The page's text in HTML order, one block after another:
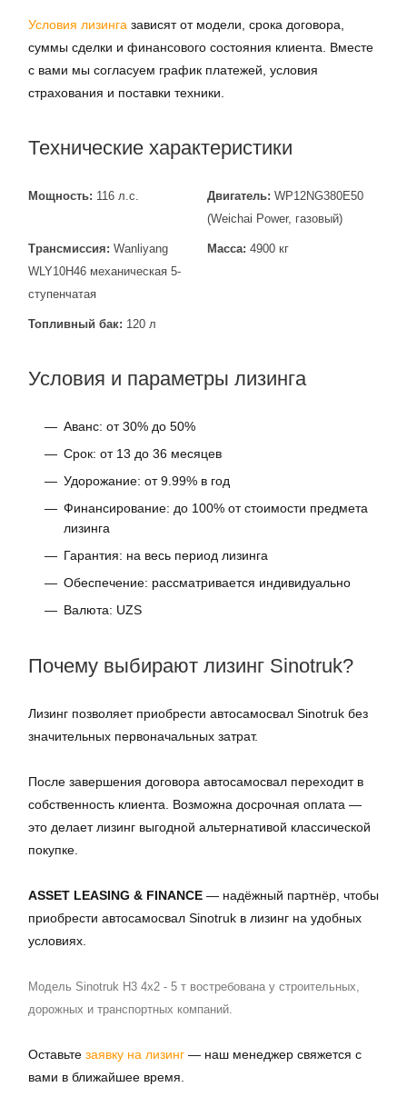
Условия лизинга зависят от модели, срока договора,
суммы сделки и финансового состояния клиента. Вместе
с вами мы согласуем график платежей, условия
страхования и поставки техники.
Технические характеристики
Мощность: 116 л.с. Двигатель: WP12NG380E50
(Weichai Power, газовый)
Трансмиссия: Wanliyang
WLY10H46 механическая 5-
ступенчатая
Масса: 4900 кг
Топливный бак: 120 л
Условия и параметры лизинга
Аванс: от 30% до 50%
Срок: от 13 до 36 месяцев
Удорожание: от 9.99% в год
Финансирование: до 100% от стоимости предмета
лизинга
Гарантия: на весь период лизинга
Обеспечение: рассматривается индивидуально
Валюта: UZS
Почему выбирают лизинг Sinotruk?
Лизинг позволяет приобрести автосамосвал Sinotruk без
значительных первоначальных затрат.
После завершения договора автосамосвал переходит в
собственность клиента. Возможна досрочная оплата —
это делает лизинг выгодной альтернативой классической
покупке.
ASSET LEASING & FINANCE — надёжный партнёр, чтобы
приобрести автосамосвал Sinotruk в лизинг на удобных
условиях.
Модель Sinotruk H3 4x2 - 5 т востребована у строительных,
дорожных и транспортных компаний.
Оставьте заявку на лизинг — наш менеджер свяжется с
вами в ближайшее время.